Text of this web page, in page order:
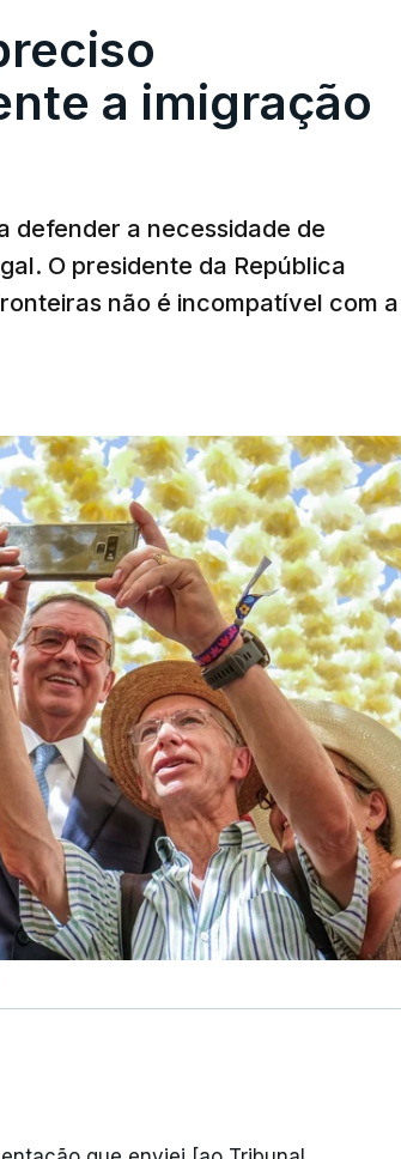
a imigração
defender a necessidade de
O presidente da República
não é incompatível com a